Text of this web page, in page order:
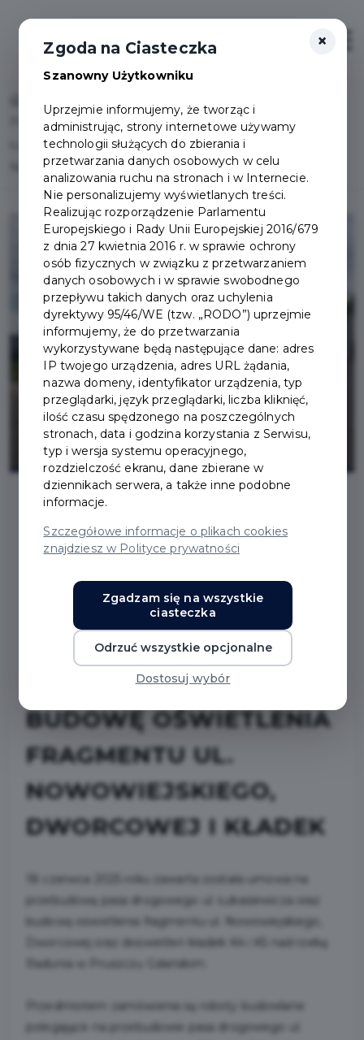
Podpisanie umowy na przebudowę pasa drogowego ul.
Łukasiewicza oraz budowę oświetlenia fragmentu ul.
Nowowiejskiego, Dworcowej i kładek
2025-06-18
PODPISANIE UMOWY
NA PRZEBUDOWĘ PASA
DROGOWEGO UL.
ŁUKASIEWICZA ORAZ
BUDOWĘ OŚWIETLENIA
FRAGMENTU UL.
NOWOWIEJSKIEGO,
DWORCOWEJ I KŁADEK
18 czerwca 2025 roku zawarta została umowa na
przebudowę pasa drogowego ul. Łukasiewicza oraz
budowę oświetlenia fragmentu ul. Nowowiejskiego,
Dworcowej oraz doświetleń kładek K4 i K5 nad rzeką
Radunia w Pruszczu Gdańskim.
Przedmiotem zamówienia są roboty budowlane
polegające na przebudowie pasa drogowego ul.
×
Zgoda na Ciasteczka
Szanowny Użytkowniku
Uprzejmie informujemy, że tworząc i
administrując, strony internetowe używamy
technologii służących do zbierania i
przetwarzania danych osobowych w celu
analizowania ruchu na stronach i w Internecie.
Nie personalizujemy wyświetlanych treści.
Realizując rozporządzenie Parlamentu
Europejskiego i Rady Unii Europejskiej 2016/679
z dnia 27 kwietnia 2016 r. w sprawie ochrony
osób fizycznych w związku z przetwarzaniem
danych osobowych i w sprawie swobodnego
przepływu takich danych oraz uchylenia
dyrektywy 95/46/WE (tzw. „RODO”) uprzejmie
informujemy, że do przetwarzania
wykorzystywane będą następujące dane: adres
IP twojego urządzenia, adres URL żądania,
nazwa domeny, identyfikator urządzenia, typ
przeglądarki, język przeglądarki, liczba kliknięć,
ilość czasu spędzonego na poszczególnych
stronach, data i godzina korzystania z Serwisu,
typ i wersja systemu operacyjnego,
rozdzielczość ekranu, dane zbierane w
dziennikach serwera, a także inne podobne
informacje.
Szczegółowe informacje o plikach cookies
znajdziesz w Polityce prywatności
Zgadzam się na wszystkie
ciasteczka
Odrzuć wszystkie opcjonalne
Dostosuj wybór